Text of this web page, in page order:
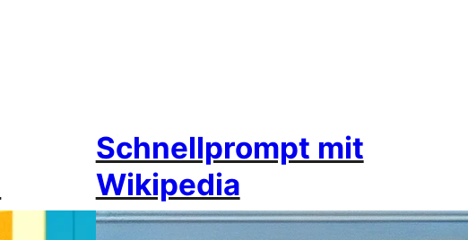
Schnellprompt mit
Wikipedia